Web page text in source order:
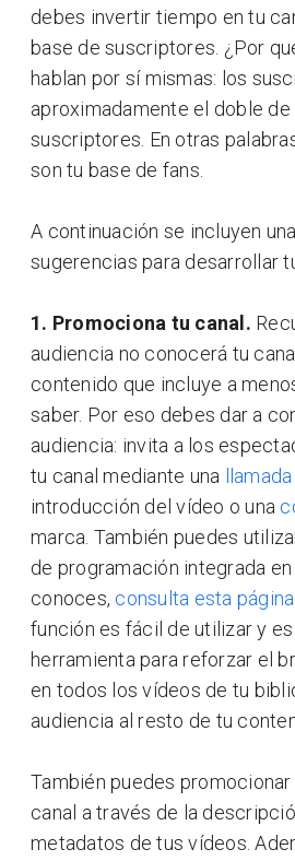
debes invertir tiempo en tu
base de suscriptores. ¿Por
hablan por sí mismas: los
aproximadamente el doble
suscriptores. En otras
son tu base de fans.
A continuación se incluyen
sugerencias para desarrollar tu
1. Promociona tu canal.
audiencia no conocerá tu
contenido que incluye a
saber. Por eso debes dar a
audiencia: invita a los
tu canal mediante una
introducción del vídeo o una
marca. También puedes
de programación integrada en
conoces, consulta esta página
función es fácil de utilizar y
herramienta para reforzar el
en todos los vídeos de tu
audiencia al resto de tu
También puedes
canal a través de la
metadatos de tus vídeos.